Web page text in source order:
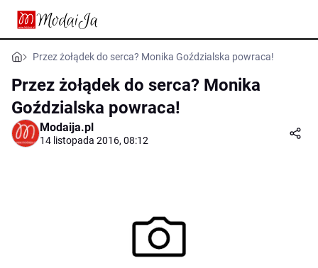
Przez żołądek do serca? Monika Goździalska powraca!
Przez żołądek do serca? Monika
Goździalska powraca!
Modaija.pl
14 listopada 2016, 08:12